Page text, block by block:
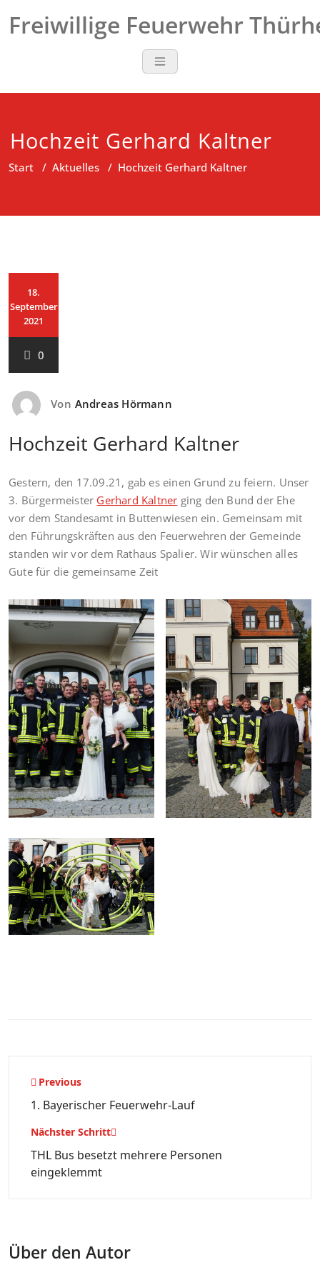
Inhalt
Freiwillige Feuerwehr
Hochzeit Gerhard Kaltner
Start / Aktuelles / Hochzeit Gerhard Kaltner
18.
September
2021
0
Von Andreas Hörmann
Hochzeit Gerhard Kaltner
Gestern, den 17.09.21, gab es einen Grund zu feiern. Unser
3. Bürgermeister Gerhard Kaltner ging den Bund der Ehe
vor dem Standesamt in Buttenwiesen ein. Gemeinsam mit
den Führungskräften aus den Feuerwehren der Gemeinde
standen wir vor dem Rathaus Spalier. Wir wünschen alles
Gute für die gemeinsame Zeit
Beitragsnavigation
Previous
1. Bayerischer Feuerwehr-Lauf
Nächster Schritt
THL Bus besetzt mehrere Personen
eingeklemmt
Über den Autor